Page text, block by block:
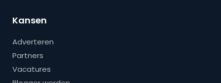
Kansen
Adverteren
Partners
Vacatures